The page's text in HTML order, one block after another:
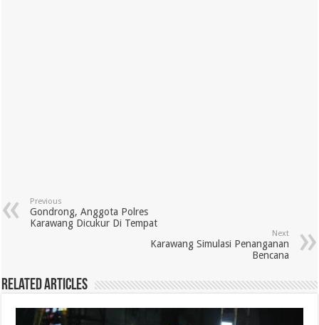
Previous
Gondrong, Anggota Polres
Karawang Dicukur Di Tempat
Next
Karawang Simulasi Penanganan
Bencana
Related Articles